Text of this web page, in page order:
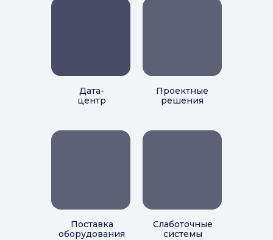
Поставка
оборудования
Слаботочные
системы
Проектные
решения
Дата-
центр